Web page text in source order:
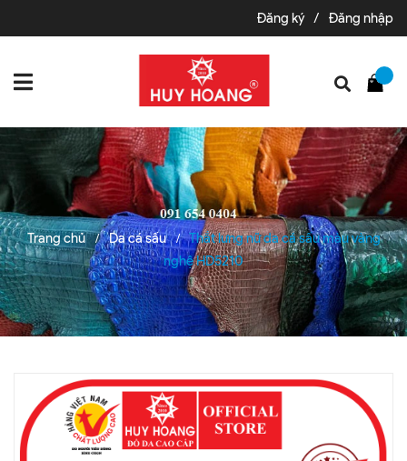
Đăng ký / Đăng nhập
Trang chủ / Da cá sấu /
Thắt lưng nữ da cá sấu màu vàng
nghệ HD5210